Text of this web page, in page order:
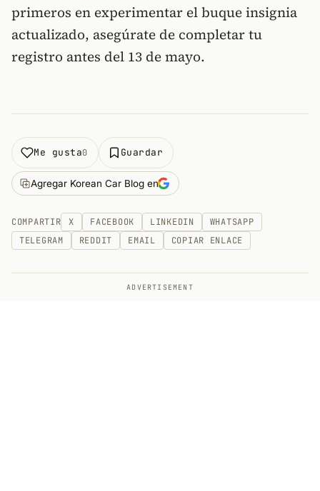
primeros en experimentar el buque insignia
actualizado, asegúrate de completar tu
registro antes del 13 de mayo.
Me gusta0 Guardar
Agregar Korean Car Blog en
COMPARTIR X FACEBOOK LINKEDIN
WHATSAPP
TELEGRAM
REDDIT EMAIL COPIAR ENLACE
ADVERTISEMENT